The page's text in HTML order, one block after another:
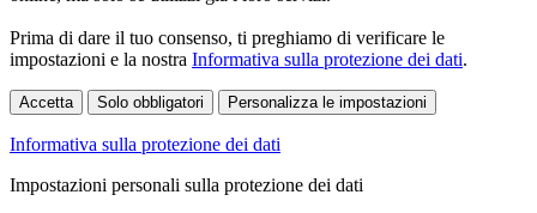
Prima di dare il tuo consenso, ti preghiamo di verificare le
impostazioni e la nostra Informativa sulla protezione dei dati.
Accetta Solo obbligatori Personalizza le impostazioni
Informativa sulla protezione dei dati
Impostazioni personali sulla protezione dei dati